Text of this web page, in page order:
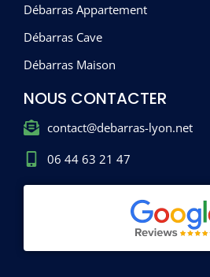
Débarras Appartement
Débarras Cave
Débarras Maison
NOUS CONTACTER
contact@debarras-lyon.net
06 44 63 21 47